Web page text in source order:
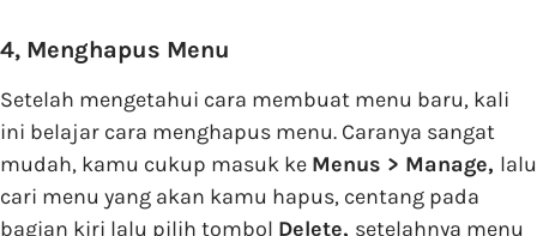
4, Menghapus Menu
Setelah mengetahui cara membuat menu baru, kali
ini belajar cara menghapus menu. Caranya sangat
mudah, kamu cukup masuk ke Menus > Manage, lalu
cari menu yang akan kamu hapus, centang pada
bagian kiri lalu pilih tombol Delete, setelahnya menu